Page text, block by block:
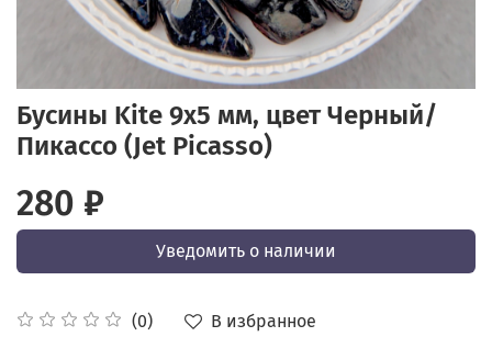
Бусины Kite 9x5 мм, цвет Черный/
Пикассо (Jet Picasso)
(0) В избранное
280 ₽
Уведомить о наличии